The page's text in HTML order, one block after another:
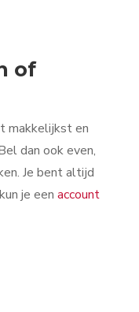
of
makkelijkst en
dan ook even,
Je bent altijd
je een account